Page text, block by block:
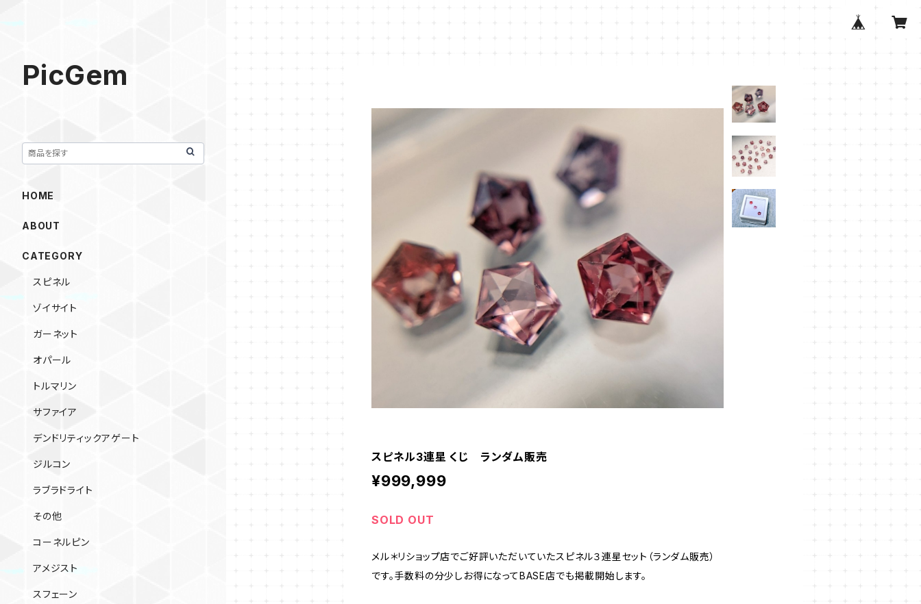
スピネル3連星 くじ ランダム販売
¥999,999
SOLD OUT
メル＊リショップ店でご好評いただいていたスピネル３連星セット（ランダム販売）
です。手数料の分少しお得になってBASE店でも掲載開始します。
PicGem
HOME
ABOUT
CATEGORY
スピネル
ゾイサイト
ガーネット
オパール
トルマリン
サファイア
デンドリティックアゲート
ジルコン
ラブラドライト
その他
コーネルピン
アメジスト
スフェーン